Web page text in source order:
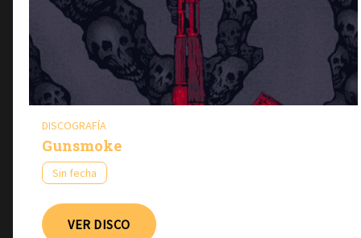
DISCOGRAFÍA
Gunsmoke
Sin fecha
VER DISCO